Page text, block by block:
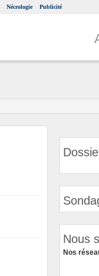
Nécrologie Publicité
Nous
Nos